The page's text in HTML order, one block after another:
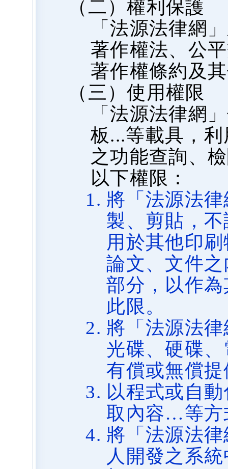
（二）權利保護
「法源法律網
著作權法、公
著作權條約及
（三）使用權限
「法源法律網
板...等載具，
之功能查詢、
以下權限：
將「法源法
製、剪貼，
用於其他印
論文、文件
部分，以作
此限。
將「法源法
光碟、硬碟
有償或無償
以程式或自
取內容…等方
將「法源法
人開發之系